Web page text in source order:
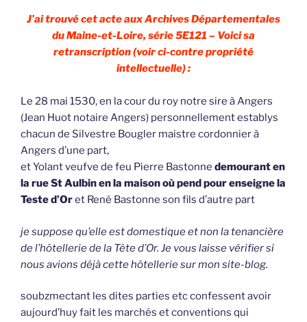
J’ai trouvé cet acte aux Archives Départementales
du Maine-et-Loire, série 5E121 – Voici sa
retranscription (voir ci-contre propriété
intellectuelle) :
Le 28 mai 1530, en la cour du roy notre sire à Angers
(Jean Huot notaire Angers) personnellement establys
chacun de Silvestre Bougler maistre cordonnier à
Angers d’une part,
et Yolant veufve de feu Pierre Bastonne demourant en
la rue St Aulbin en la maison où pend pour enseigne la
Teste d’Oret René Bastonne son fils d’autre part
je suppose qu’elle est domestique et non la tenancière
de l’hôtellerie de la Tête d’Or. Je vous laisse vérifier si
nous avions déjà cette hôtellerie sur mon site-blog.
soubzmectant les dites parties etc confessent avoir
aujourd’huy fait les marchés et conventions qui